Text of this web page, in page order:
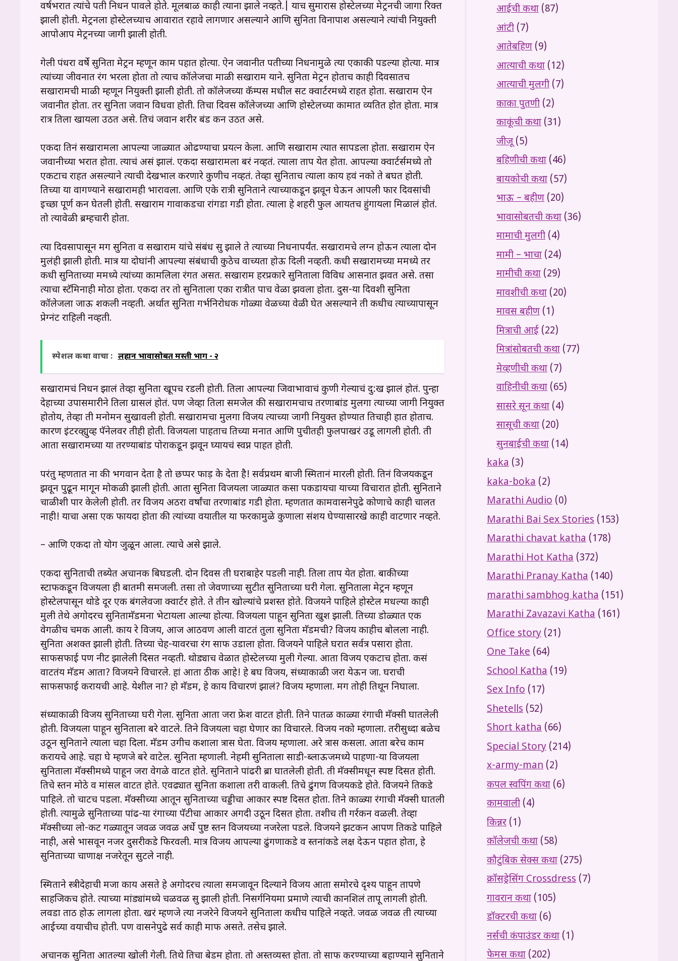
वर्षभरात त्यांचे पती निधन पावले होते. मूलबाळ काही त्याना झाले नव्हते.| याच सुमारास होस्टेलच्या मेट्रनची जागा रिक्त
झाली होती. मेट्रनला होस्टेलच्याच आवारात रहावे लागणार असल्याने आणि सुनिता विनापाश असल्याने त्यांची नियुक्ती
आपोआप मेट्रनच्या जागी झाली होती.
गेली पंधरा वर्षे सुनिता मेट्रन म्हणून काम पहात होत्या. ऐन जवानीत पतीच्या निधनामुळे त्या एकाकी पडल्या होत्या. मात्र
त्यांच्या जीवनात रंग भरला होता तो त्याच कॉलेजचा माळी सखाराम याने. सुनिता मेट्रन होताच काही दिवसातच
सखारामची माळी म्हणून नियुक्ती झाली होती. तो कॉलेजच्या कॅम्पस मधील सट क्वार्टरमध्ये राहत होता. सखाराम ऐन
जवानीत होता. तर सुनिता जवान विधवा होती. तिचा दिवस कॉलेजच्या आणि होस्टेलच्या कामात व्यतित होत होता. मात्र
रात्र तिला खायला उठत असे. तिचं जवान शरीर बंड करून उठत असे.
एकदा तिनं सखारामला आपल्या जाळ्यात ओढण्याचा प्रयत्न केला. आणि सखाराम त्यात सापडला होता. सखाराम ऐन
जवानीच्या भरात होता. त्याचं असं झालं. एकदा सखारामला बरं नव्हतं. त्याला ताप येत होता. आपल्या क्वार्टर्समध्ये तो
एकटाच राहत असल्याने त्याची देखभाल करणारे कुणीच नव्हतं. तेव्हा सुनिताच त्याला काय हवं नको ते बघत होती.
तिच्या या वागण्याने सखारामही भारावला. आणि एके रात्री सुनिताने त्याच्याकडून झवून घेऊन आपली फार दिवसांची
इच्छा पूर्ण करून घेतली होती. सखाराम गावाकडचा रांगडा गडी होता. त्याला हे शहरी फुल आयतच हुंगायला मिळालं होतं.
तो त्यावेळी ब्रम्हचारी होता.
त्या दिवसापासून मग सुनिता व सखाराम यांचे संबंध सुरू झाले ते त्याच्या निधनापर्यंत. सखारामचे लग्न होऊन त्याला दोन
मुलंही झाली होती. मात्र या दोघांनी आपल्या संबंधाची कुठेच वाच्यता होऊ दिली नव्हती. कधी सखारामच्या रूममध्ये तर
कधी सुनिताच्या रूममध्ये त्यांच्या कामलिला रंगत असत. सखाराम हरप्रकारे सुनिताला विविध आसनात झवत असे. तसा
त्याचा स्टॅमिनाही मोठा होता. एकदा तर तो सुनिताला एका रात्रीत पाच वेळा झवला होता. दुस-या दिवशी सुनिता
कॉलेजला जाऊ शकली नव्हती. अर्थात सुनिता गर्भनिरोधक गोळ्या वेळच्या वेळी घेत असल्याने ती कधीच त्याच्यापासून
प्रेग्नंट राहिली नव्हती.
स्पेशल कथा वाचा : लहान भावासोबत मस्ती भाग - २
सखारामचं निधन झालं तेव्हा सुनिता खूपच रडली होती. तिला आपल्या जिवाभावाचं कुणी गेल्याचं दु:ख झालं होतं. पुन्हा
देहाच्या उपासमारीने तिला ग्रासलं होतं. पण जेव्हा तिला समजेल की सखारामचाच तरणाबांड मुलगा त्याच्या जागी नियुक्त
होतोय, तेव्हा ती मनोमन सुखावली होती. सखारामचा मुलगा विजय त्याच्या जागी नियुक्त होण्यात तिचाही हात होताच.
कारण इंटरव्ह्युव्ह पॅनेलवर तीही होती. विजयला पाहताच तिच्या मनात आणि पुचीतही फुलपाखरं उडू लागली होती. ती
आता सखारामच्या या तरण्याबांड पोराकडून झवून घ्यायचं स्वप्न पाहत होती.
परंतु म्हणतात ना की भगवान देता है तो छप्पर फाड़ के देता है! सर्वप्रथम बाजी स्मितानं मारली होती. तिनं विजयकडून
झवून पुढून मागून मोकळी झाली होती. आता सुनिता विजयला जाळ्यात कसा पकडायचा याच्या विचारात होती. सुनिताने
चाळीशी पार केलेली होती. तर विजय अठरा वर्षांचा तरणाबांड गडी होता. म्हणतात कामवासनेपुढे कोणाचे काही चालत
नाही! याचा असा एक फायदा होता की त्यांच्या वयातील या फरकामुळे कुणाला संशय घेण्यासारखे काही वाटणार नव्हते.
– आणि एकदा तो योग जुळून आला. त्याचे असे झाले.
एकदा सुनिताची तब्येत अचानक बिघडली. दोन दिवस ती घराबाहेर पडली नाही. तिला ताप येत होता. बाकीच्या
स्टाफकडून विजयला ही बातमी समजली. तसा तो जेवणाच्या सुटीत सुनिताच्या घरी गेला. सुनिताला मेट्रन म्हणून
होस्टेलपासून थोडे दूर एक बंगलेवजा क्वार्टर होते. ते तीन खोल्यांचे प्रशस्त होते. विजयने पाहिले होस्टेल मधल्या काही
मुली तेथे अगोदरच सुनितामॅडमना भेटायला आल्या होत्या. विजयला पाहून सुनिता खुश झाली. तिच्या डोळ्यात एक
वेगळीच चमक आली. काय रे विजय, आज आठवण आली वाटतं तुला सुनिता मॅडमची? विजय काहीच बोलला नाही.
सुनिता अशक्त झाली होती. तिच्या चेह-यावरचा रंग साफ उडाला होता. विजयने पाहिले घरात सर्वत्र पसारा होता.
साफसफाई पण नीट झालेली दिसत नव्हती. थोड्याच वेळात होस्टेलच्या मुली गेल्या. आता विजय एकटाच होता. कसं
वाटतंय मॅडम आता? विजयने विचारले. हां आता ठीक आहे! हे बघ विजय, संध्याकाळी जरा येऊन जा. घराची
साफसफाई करायची आहे. येशील ना? हो मॅडम, हे काय विचारणं झालं? विजय म्हणाला. मग तोही तिथून निघाला.
संध्याकाळी विजय सुनिताच्या घरी गेला. सुनिता आता जरा फ्रेश वाटत होती. तिने पातळ काळ्या रंगाची मॅक्सी घातलेली
होती. विजयला पाहून सुनिताला बरे वाटले. तिने विजयला चहा घेणार का विचारले. विजय नको म्हणाला. तरीसुध्दा बळेच
उठून सुनिताने त्याला चहा दिला. मॅडम उगीच कशाला त्रास घेता. विजय म्हणाला. अरे त्रास कसला. आता बरेच काम
करायचे आहे. चहा घे म्हणजे बरे वाटेल. सुनिता म्हणाली. नेहमी सुनिताला साडी-ब्लाऊजमध्ये पाहणा-या विजयला
सुनिताला मॅक्सीमध्ये पाहून जरा वेगळे वाटत होते. सुनिताने पांढरी ब्रा घातलेली होती. ती मॅक्सीमधून स्पष्ट दिसत होती.
तिचे स्तन मोठे व मांसल वाटत होते. एवढ्यात सुनिता कशाला तरी वाकली. तिचे ढुंगण विजयकडे होते. विजयने तिकडे
पाहिले. तो चाटच पडला. मॅक्सीच्या आतून सुनिताच्या चड्डीचा आकार स्पष्ट दिसत होता. तिने काळ्या रंगाची मॅक्सी घातली
होती. त्यामुळे सुनिताच्या पांढ-या रंगाच्या पॅटीचा आकार अगदी उठून दिसत होता. तशीच ती गर्रकन वळली. तेव्हा
मॅक्सीच्या लो-कट गळ्यातून जवळ जवळ अर्धे पुष्ट स्तन विजयच्या नजरेला पडले. विजयने झटकन आपण तिकडे पाहिले
नाही, असे भासवून नजर दुसरीकडे फिरवली. मात्र विजय आपल्या ढुंगणाकडे व स्तनांकडे लक्ष देऊन पहात होता, हे
सुनिताच्या चाणाक्ष नजरेतून सुटले नाही.
स्मिताने स्त्रीदेहाची मजा काय असते हे अगोदरच त्याला समजावून दिल्याने विजय आता समोरचे दृश्य पाहून तापणे
साहजिकच होते. त्याच्या मांड्यांमध्ये चळवळ सुरू झाली होती. निसर्गनियमा प्रमाणे त्याची कानशिलं तापू लागली होती.
लवडा ताठ होऊ लागला होता. खरं म्हणजे त्या नजरेने विजयने सुनिताला कधीच पाहिले नव्हते. जवळ जवळ ती त्याच्या
आईच्या वयाचीच होती. पण वासनेपुढे सर्व काही माफ असते. तसेच झाले.
अचानक सुनिता आतल्या खोली गेली. तिथे तिचा बेडरूम होता. तो अस्तव्यस्त होता. तो साफ करण्याच्या बहाण्याने सुनिताने
आईची कथा (87)
आंटी (7)
आतेबहिण (9)
आत्याची कथा (12)
आत्याची मुलगी (7)
काका पुतणी (2)
काकूंची कथा (31)
जीजू(5)
बहिणीची कथा (46)
बायकोची कथा (57)
भाऊ – बहीण (20)
भावासोबतची कथा (36)
मामाची मुलगी (4)
मामी – भाचा (24)
मामीची कथा (29)
मावशीची कथा (20)
मावस बहीण (1)
मित्राची आई (22)
मित्रांसोबतची कथा (77)
मेव्हणीची कथा (7)
वाहिनीची कथा (65)
सासरे सून कथा (4)
सासूची कथा (20)
सुनबाईची कथा (14)
kaka (3)
kaka-boka (2)
Marathi Audio (0)
Marathi Bai Sex Stories (153)
Marathi chavat katha (178)
Marathi Hot Katha (372)
Marathi Pranay Katha (140)
marathi sambhog katha (151)
Marathi Zavazavi Katha (161)
Office story (21)
One Take (64)
School Katha (19)
Sex Info (17)
Shetells (52)
Short katha (66)
Special Story (214)
x-army-man (2)
कपल स्वपिंग कथा (6)
कामवाली (4)
किन्नर (1)
कॉलेजची कथा (58)
कौटुंबिक सेक्स कथा (275)
क्रॉसड्रेसिंग Crossdress (7)
गावरान कथा (105)
डॉक्टरची कथा (6)
नर्सची कंपाउंडर कथा (1)
फेमस कथा (202)